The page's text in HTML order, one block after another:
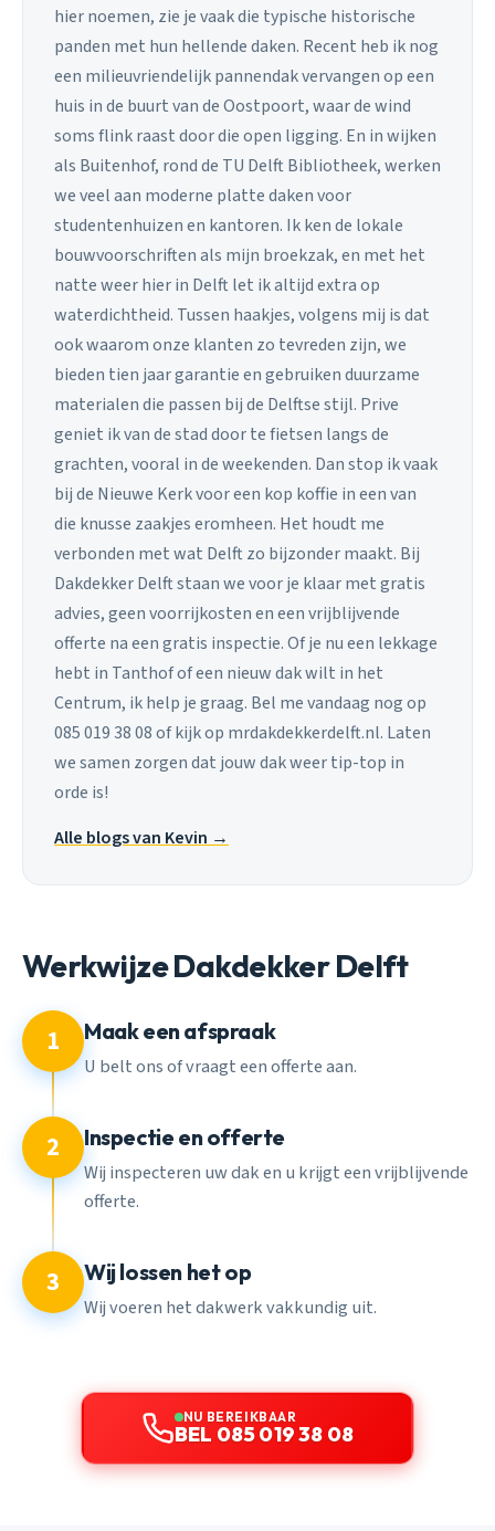
hier noemen, zie je vaak die typische historische
panden met hun hellende daken. Recent heb ik nog
een milieuvriendelijk pannendak vervangen op een
huis in de buurt van de Oostpoort, waar de wind
soms flink raast door die open ligging. En in wijken
als Buitenhof, rond de TU Delft Bibliotheek, werken
we veel aan moderne platte daken voor
studentenhuizen en kantoren. Ik ken de lokale
bouwvoorschriften als mijn broekzak, en met het
natte weer hier in Delft let ik altijd extra op
waterdichtheid. Tussen haakjes, volgens mij is dat
ook waarom onze klanten zo tevreden zijn, we
bieden tien jaar garantie en gebruiken duurzame
materialen die passen bij de Delftse stijl. Prive
geniet ik van de stad door te fietsen langs de
grachten, vooral in de weekenden. Dan stop ik vaak
bij de Nieuwe Kerk voor een kop koffie in een van
die knusse zaakjes eromheen. Het houdt me
verbonden met wat Delft zo bijzonder maakt. Bij
Dakdekker Delft staan we voor je klaar met gratis
advies, geen voorrijkosten en een vrijblijvende
offerte na een gratis inspectie. Of je nu een lekkage
hebt in Tanthof of een nieuw dak wilt in het
Centrum, ik help je graag. Bel me vandaag nog op
085 019 38 08 of kijk op mrdakdekkerdelft.nl. Laten
we samen zorgen dat jouw dak weer tip-top in
orde is!
Alle blogs van Kevin →
Werkwijze Dakdekker Delft
1 Maak een afspraak
U belt ons of vraagt een offerte aan.
2 Inspectie en offerte
Wij inspecteren uw dak en u krijgt een vrijblijvende
offerte.
3 Wij lossen het op
Wij voeren het dakwerk vakkundig uit.
NU BEREIKBAAR
BEL 085 019 38 08